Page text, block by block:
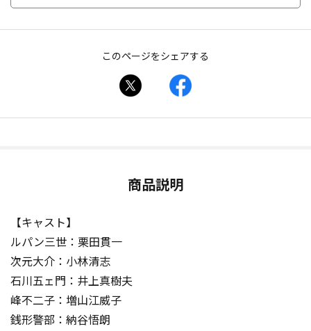
このページをシェアする
商品説明
【キャスト】
ルパン三世：栗田貫一
次元大介：小林清志
石川五ェ門：井上真樹夫
峰不二子：増山江威子
銭形警部：納谷悟朗